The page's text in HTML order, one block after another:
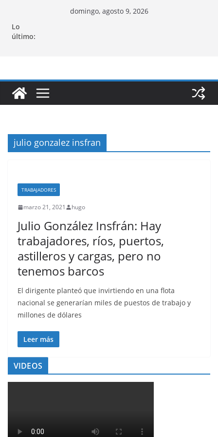
contenido
domingo, agosto 9, 2026
Lo
último:
julio gonzalez insfran
TRABAJADORES
marzo 21, 2021 hugo
Julio González Insfrán: Hay
trabajadores, ríos, puertos,
astilleros y cargas, pero no
tenemos barcos
El dirigente planteó que invirtiendo en una flota
nacional se generarían miles de puestos de trabajo y
millones de dólares
Leer más
VIDEOS